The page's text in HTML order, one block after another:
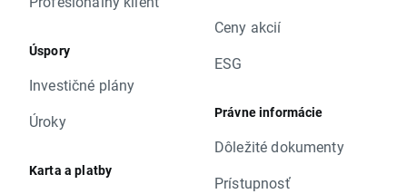
Úspory
Investičné plány
Úroky
Karta a platby
Ceny akcií
ESG
Právne informácie
Dôležité dokumenty
Prístupnosť